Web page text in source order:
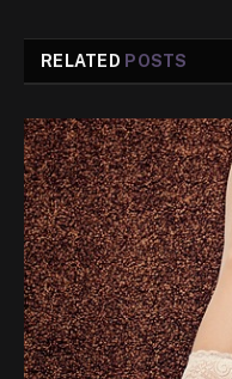
RELATED POSTS